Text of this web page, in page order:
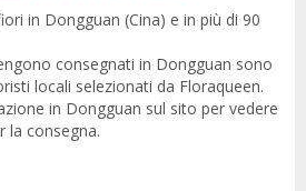
in Dongguan (Cina) e in più di 90
consegnati in Dongguan sono
locali selezionati da Floraqueen.
in Dongguan sul sito per vedere
la consegna.